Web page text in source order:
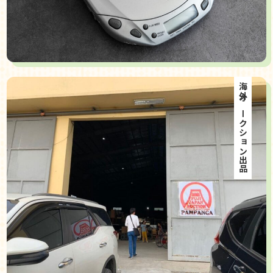
海外オークション出品